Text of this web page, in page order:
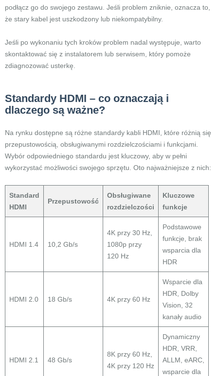
podłącz go do swojego zestawu. Jeśli problem zniknie, oznacza to,
że stary kabel jest uszkodzony lub niekompatybilny.
Jeśli po wykonaniu tych kroków problem nadal występuje, warto
skontaktować się z instalatorem lub serwisem, który pomoże
zdiagnozować usterkę.
Standardy HDMI – co oznaczają i
dlaczego są ważne?
Na rynku dostępne są różne standardy kabli HDMI, które różnią się
przepustowością, obsługiwanymi rozdzielczościami i funkcjami.
Wybór odpowiedniego standardu jest kluczowy, aby w pełni
wykorzystać możliwości swojego sprzętu. Oto najważniejsze z nich:
Standard
HDMI
Przepustowość
Obsługiwane
rozdzielczości
Kluczowe
funkcje
HDMI 1.4 10,2 Gb/s
4K przy 30 Hz,
1080p przy
120 Hz
Podstawowe
funkcje, brak
wsparcia dla
HDR
HDMI 2.0 18 Gb/s 4K przy 60 Hz
Wsparcie dla
HDR, Dolby
Vision, 32
kanały audio
HDMI 2.1 48 Gb/s
8K przy 60 Hz,
4K przy 120 Hz
Dynamiczny
HDR, VRR,
ALLM, eARC,
wsparcie dla